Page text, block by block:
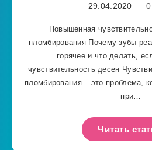
29.04.2020 0
Повышенная
пломбирования Почему зубы
горячее и что делать,
чувствительность десен
пломбирования – это проблема,
при…
Читать